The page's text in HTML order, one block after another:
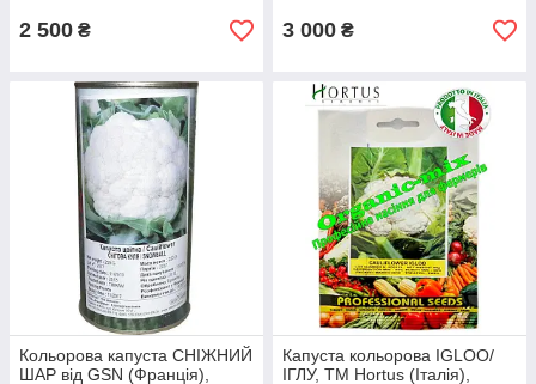
2 500 ₴ 3 000 ₴
Кольорова капуста СНІЖНИЙ
ШАР від GSN (Франція),
Капуста кольорова IGLOO/
ІГЛУ, ТМ Hortus (Італія),